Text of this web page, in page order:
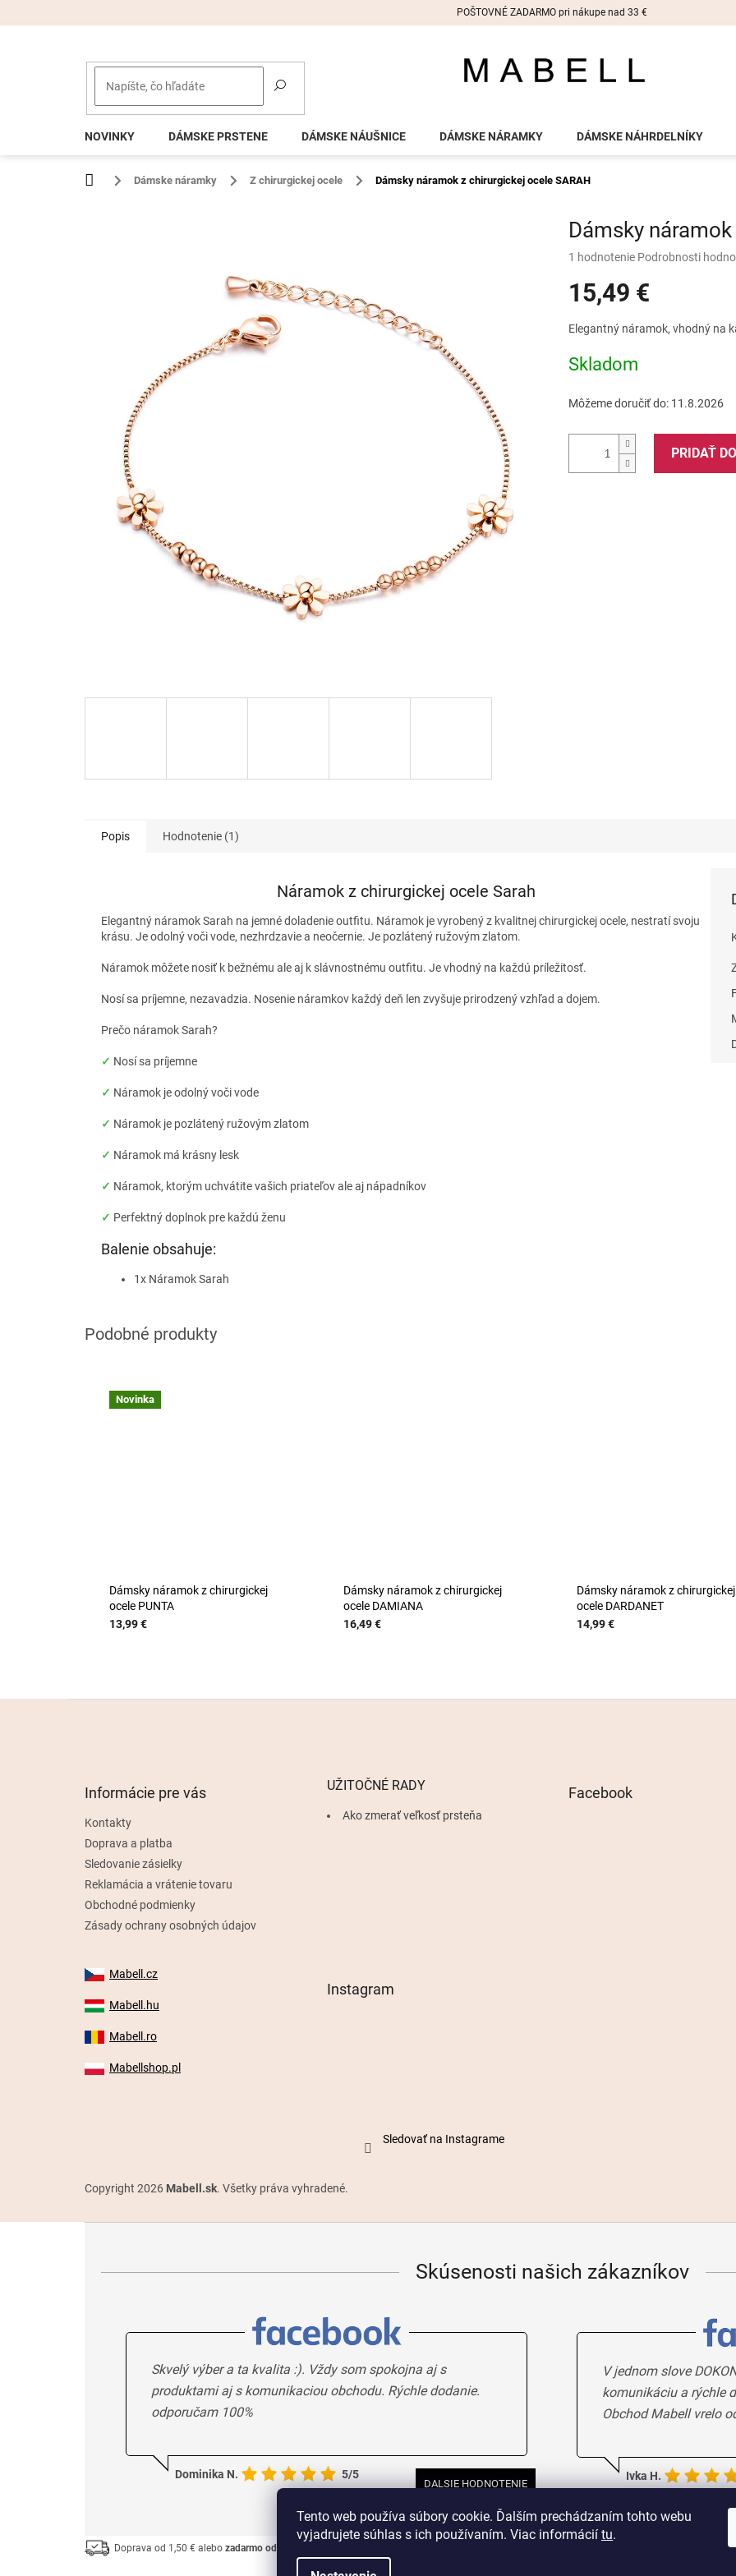
Tento web používa súbory cookie. Ďalším prechádzaním tohto webu
vyjadrujete súhlas s ich používaním. Viac informácií tu.
POŠTOVNÉ ZADARMO pri nákupe nad 33 €
NOVINKY DÁMSKE PRSTENE DÁMSKE NÁUŠNICE DÁMSKE NÁRAMKY DÁMSKE NÁHRDELNÍKY
Domov Dámske náramky Z chirurgickej ocele Dámsky náramok z chirurgickej ocele SARAH
Dámsky
Priemerné
produktu
je
z
hviezdičiek.
1 hodnotenie Podrobnosti
15,49 €
cena:
Elegantný náramok, vhodný na
Skladom
Môžeme doručiť do: 11.8.2026
PRIDAŤ
Popis Hodnotenie (1)
Náramok z chirurgickej ocele Sarah
Elegantný náramok Sarah na jemné doladenie outfitu. Náramok je vyrobený z kvalitnej chirurgickej ocele, nestratí svoju
krásu. Je odolný voči vode, nezhrdzavie a neočernie. Je pozlátený ružovým zlatom.
Náramok môžete nosiť k bežnému ale aj k slávnostnému outfitu. Je vhodný na každú príležitosť.
Nosí sa príjemne, nezavadzia. Nosenie náramkov každý deň len zvyšuje prirodzený vzhľad a dojem.
Prečo náramok Sarah?
✓ Nosí sa príjemne
✓ Náramok je odolný voči vode
✓ Náramok je pozlátený ružovým zlatom
✓ Náramok má krásny lesk
✓ Náramok, ktorým uchvátite vašich priateľov ale aj nápadníkov
✓ Perfektný doplnok pre každú ženu
Balenie obsahuje:
1x Náramok Sarah
Novinka
Dámsky náramok z chirurgickej
ocele PUNTA
13,99 €
Dámsky náramok z chirurgickej
ocele DAMIANA
16,49 €
Dámsky náramok z chirurgickej
ocele DARDANET
14,99 €
Informácie pre vás
Kontakty
Doprava a platba
Sledovanie zásielky
Reklamácia a vrátenie tovaru
Obchodné podmienky
Zásady ochrany osobných údajov
UŽITOČNÉ RADY
Ako zmerať veľkosť prsteňa
Facebook
Mabell.cz
Mabell.hu
Mabell.ro
Mabellshop.pl
Instagram
Sledovať na Instagrame
Copyright 2026 Mabell.sk. Všetky práva vyhradené.
Skúsenosti našich zákazníkov
Skvelý výber a ta kvalita :). Vždy som spokojna aj s
produktami aj s komunikaciou obchodu. Rýchle dodanie.
odporučam 100%
Dominika N. 5/5
DALSIE HODNOTENIE
V jednom slove
komunikáciu a rýchle
Obchod Mabell vrelo
Ivka H.
Doprava od 1,50 € alebo zadarmo od 33 €